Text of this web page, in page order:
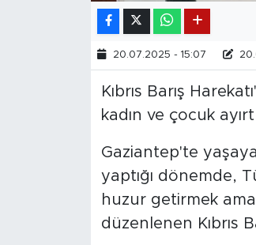
20.07.2025 - 15:07
Kıbrıs Barış
kadın ve çocuk
Gaziantep'te
yaptığı dönemde,
huzur getirmek
düzenlenen Kıbrıs